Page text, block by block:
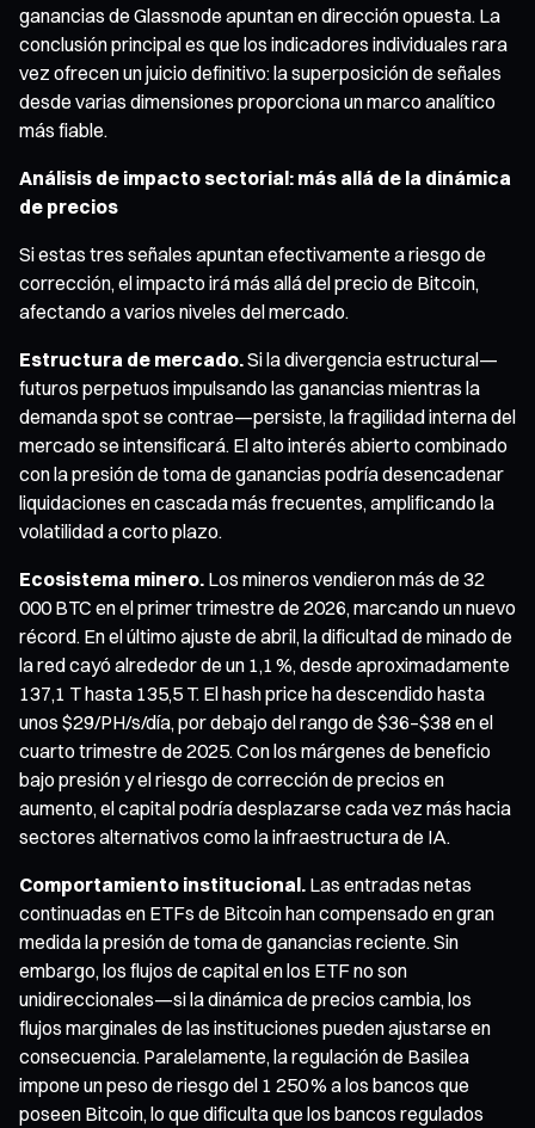
ganancias de Glassnode apuntan en dirección opuesta. La
conclusión principal es que los indicadores individuales rara
vez ofrecen un juicio definitivo: la superposición de señales
desde varias dimensiones proporciona un marco analítico
más fiable.
Análisis de impacto sectorial: más allá de la dinámica
de precios
Si estas tres señales apuntan efectivamente a riesgo de
corrección, el impacto irá más allá del precio de Bitcoin,
afectando a varios niveles del mercado.
Estructura de mercado.Si la divergencia estructural—
futuros perpetuos impulsando las ganancias mientras la
demanda spot se contrae—persiste, la fragilidad interna del
mercado se intensificará. El alto interés abierto combinado
con la presión de toma de ganancias podría desencadenar
liquidaciones en cascada más frecuentes, amplificando la
volatilidad a corto plazo.
Ecosistema minero. Los mineros vendieron más de 32
000 BTC en el primer trimestre de 2026, marcando un nuevo
récord. En el último ajuste de abril, la dificultad de minado de
la red cayó alrededor de un 1,1 %, desde aproximadamente
137,1 T hasta 135,5 T. El hash price ha descendido hasta
unos $29/PH/s/día, por debajo del rango de $36–$38 en el
cuarto trimestre de 2025. Con los márgenes de beneficio
bajo presión y el riesgo de corrección de precios en
aumento, el capital podría desplazarse cada vez más hacia
sectores alternativos como la infraestructura de IA.
Comportamiento institucional. Las entradas netas
continuadas en ETFs de Bitcoin han compensado en gran
medida la presión de toma de ganancias reciente. Sin
embargo, los flujos de capital en los ETF no son
unidireccionales—si la dinámica de precios cambia, los
flujos marginales de las instituciones pueden ajustarse en
consecuencia. Paralelamente, la regulación de Basilea
impone un peso de riesgo del 1 250 % a los bancos que
poseen Bitcoin, lo que dificulta que los bancos regulados